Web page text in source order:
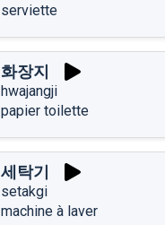
serviette
화장지
hwajangji
papier toilette
세탁기
setakgi
machine à laver